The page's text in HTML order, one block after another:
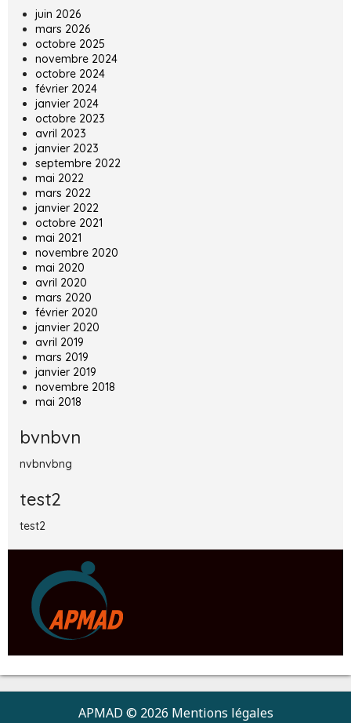
juin 2026
mars 2026
octobre 2025
novembre 2024
octobre 2024
février 2024
janvier 2024
octobre 2023
avril 2023
janvier 2023
septembre 2022
mai 2022
mars 2022
janvier 2022
octobre 2021
mai 2021
novembre 2020
mai 2020
avril 2020
mars 2020
février 2020
janvier 2020
avril 2019
mars 2019
janvier 2019
novembre 2018
mai 2018
bvnbvn
nvbnvbng
test2
test2
APMAD © 2026 Mentions légales